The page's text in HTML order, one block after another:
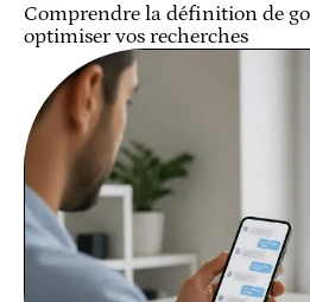
Comprendre la définition de
optimiser vos recherches